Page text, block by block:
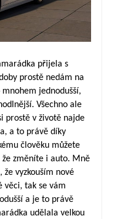
přijela s
prostě nedám na
jednodušší,
Všechno ale
prostě v životě najde
a to právě díky
člověku můžete
změníte i auto. Mně
vyzkouším nové
věci, tak se vám
a je to právě
udělala velkou